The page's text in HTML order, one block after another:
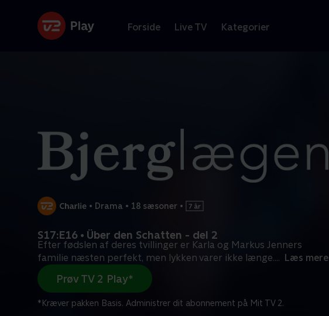
Forside Live TV Kategorier
• Drama • 18 sæsoner •
S17:E16 • Über den Schatten - del 2
Efter fødslen af deres tvillinger er Karla og Markus Jenners
familie næsten perfekt, men lykken varer ikke længe.... Læs mere
Prøv TV 2 Play*
*Kræver pakken Basis. Administrer dit abonnement på Mit TV 2.